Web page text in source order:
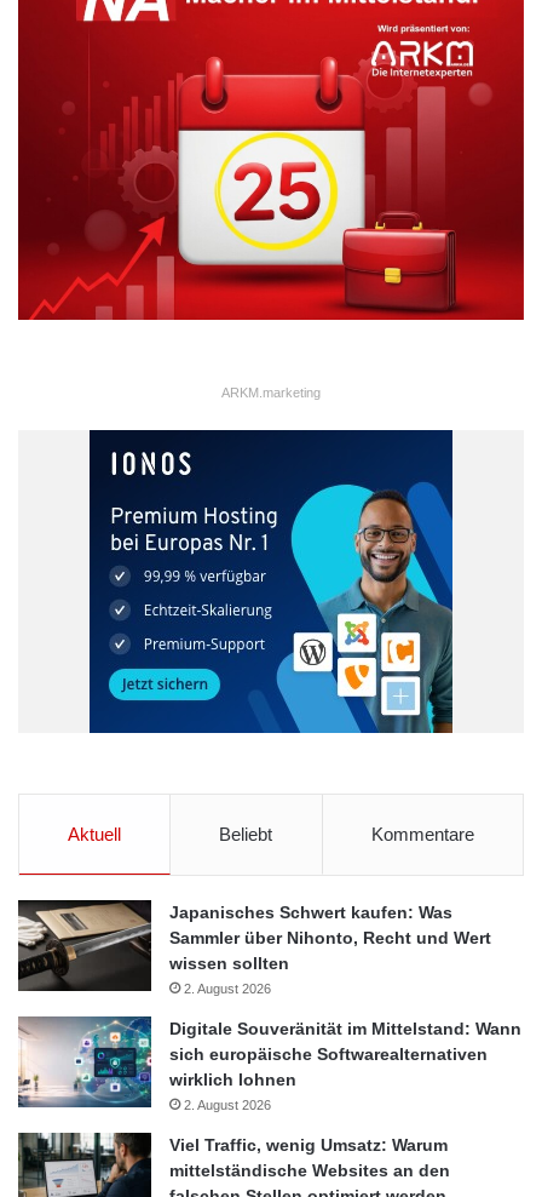
Wirtschaft
ARKM.marketing
Die USA ziehen massiv Direktinvestitionen an.
Quelle: obs/Bain & Company
ARKM.marketing
Aktuell Beliebt Kommentare
Japanisches Schwert kaufen: Was
Sammler über Nihonto, Recht und Wert
wissen sollten
2. August 2026
Digitale Souveränität im Mittelstand: Wann
sich europäische Softwarealternativen
wirklich lohnen
2. August 2026
Viel Traffic, wenig Umsatz: Warum
mittelständische Websites an den